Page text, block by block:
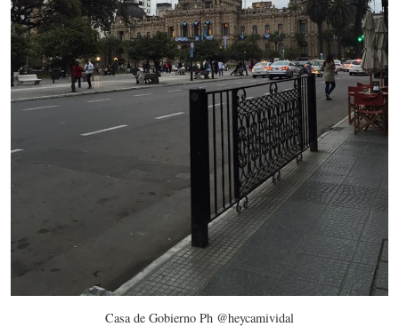
Casa de Gobierno Ph @heycamividal